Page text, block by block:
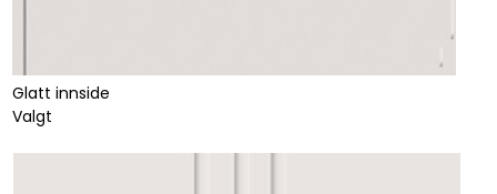
Glatt innside
Valgt